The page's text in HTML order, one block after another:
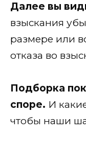
Далее вы
взыскания
размере или
отказа во
Подборка
споре. И
чтобы наши